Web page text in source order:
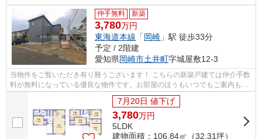
仲手無料 新築
3,780万円
東海道本線 「岡崎 」駅 徒歩33分
予定 / 2階建
愛知県岡崎市土井町字城屋敷12-3
当物件をご覧いただき有り難うございます！ こちらの新築戸建ては仲介手数
料が無料になっている優良な物件です。お部屋のほうもいつでもご案内もさ
せて頂きますのでお気軽にお問合せ下...
7月20日 値下げ
3,780万円
5LDK
建物面積：106.84㎡（32.31坪）